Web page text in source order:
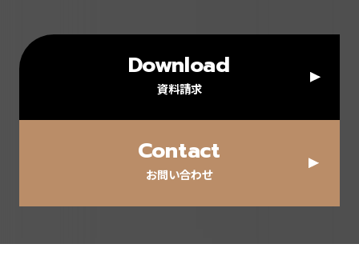
Download
資料請求
Contact
お問い合わせ